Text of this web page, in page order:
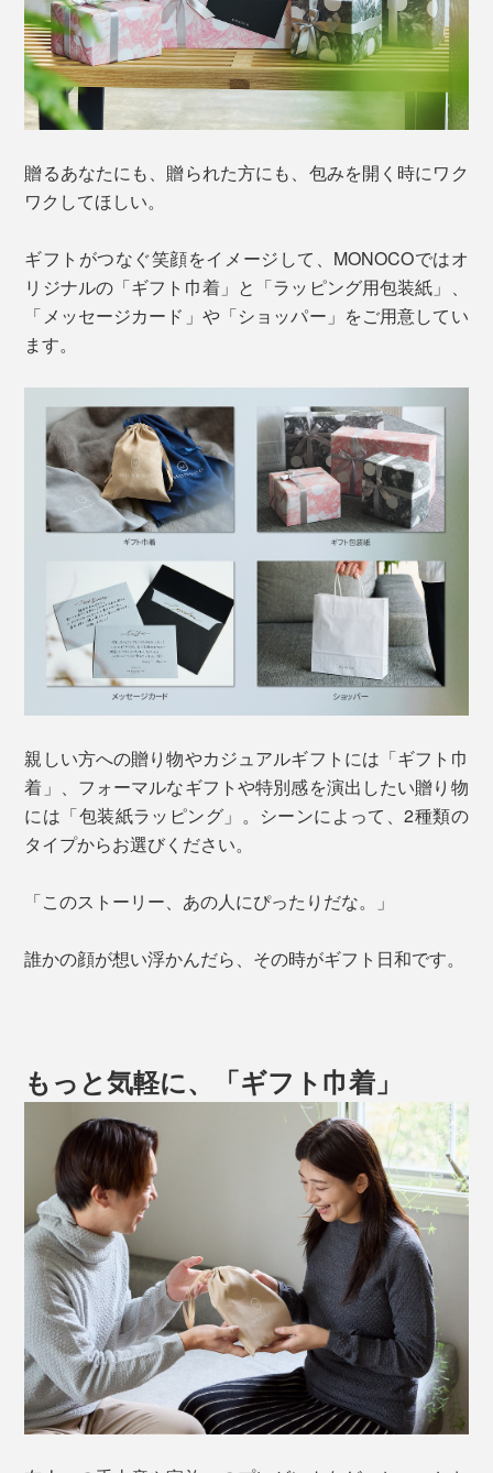
贈るあなたにも、贈られた方にも、包みを開く時にワク
ワクしてほしい。
ギフトがつなぐ笑顔をイメージして、MONOCOではオ
リジナルの「ギフト巾着」と「ラッピング用包装紙」、
「メッセージカード」や「ショッパー」をご用意してい
ます。
親しい方への贈り物やカジュアルギフトには「ギフト巾
着」、フォーマルなギフトや特別感を演出したい贈り物
には「包装紙ラッピング」。シーンによって、2種類の
タイプからお選びください。
「このストーリー、あの人にぴったりだな。」
誰かの顔が想い浮かんだら、その時がギフト日和です。
もっと気軽に、「ギフト巾着」